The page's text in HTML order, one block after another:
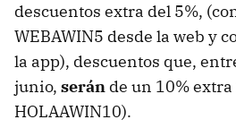
descuentos extra del 5%,
WEBAWIN5 desde la web y
la app), descuentos que,
junio, serán de un 10%
HOLAAWIN10).